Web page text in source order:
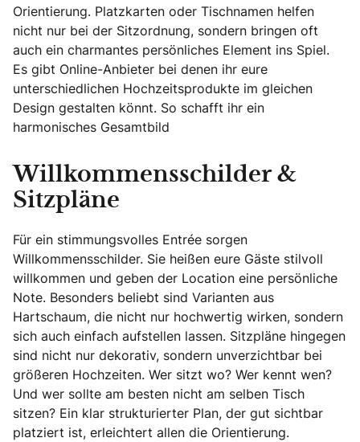
Orientierung. Platzkarten oder Tischnamen helfen
nicht nur bei der Sitzordnung, sondern bringen oft
auch ein charmantes persönliches Element ins Spiel.
Es gibt Online-Anbieter bei denen ihr eure
unterschiedlichen Hochzeitsprodukte im gleichen
Design gestalten könnt. So schafft ihr ein
harmonisches Gesamtbild
Willkommensschilder &
Sitzpläne
Für ein stimmungsvolles Entrée sorgen
Willkommensschilder. Sie heißen eure Gäste stilvoll
willkommen und geben der Location eine persönliche
Note. Besonders beliebt sind Varianten aus
Hartschaum, die nicht nur hochwertig wirken, sondern
sich auch einfach aufstellen lassen. Sitzpläne hingegen
sind nicht nur dekorativ, sondern unverzichtbar bei
größeren Hochzeiten. Wer sitzt wo? Wer kennt wen?
Und wer sollte am besten nicht am selben Tisch
sitzen? Ein klar strukturierter Plan, der gut sichtbar
platziert ist, erleichtert allen die Orientierung.